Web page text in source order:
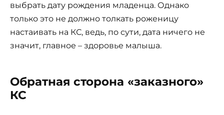
выбрать дату рождения младенца. Однако
только это не должно толкать роженицу
настаивать на КС, ведь, по сути, дата ничего не
значит, главное – здоровье малыша.
Обратная сторона «заказного»
КС